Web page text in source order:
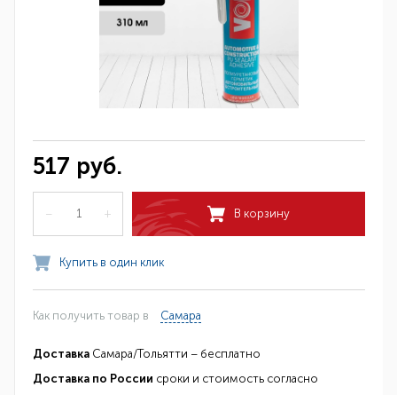
517 руб.
– + В корзину
Купить в один клик
Как получить товар в Самара
Доставка Самара/Тольятти – бесплатно
Доставка по России сроки и стоимость согласно